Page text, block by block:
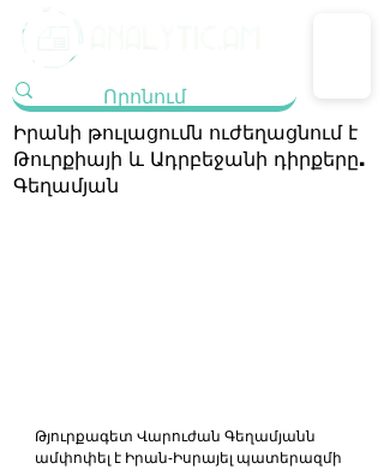
Իրանի թուլացումն ուժեղացնում է
Թուրքիայի և Ադրբեջանի դիրքերը.
Գեղամյան
Թյուրքագետ Վարուժան Գեղամյանն
ամփոփել է Իրան-Իսրայել պատերազմի